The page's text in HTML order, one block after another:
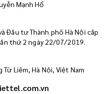
Mạnh Hổ
Đầu tư Thành phố Hà Nội cấp
thứ 2 ngày 22/07/2019.
Liêm, Hà Nội, Việt Nam